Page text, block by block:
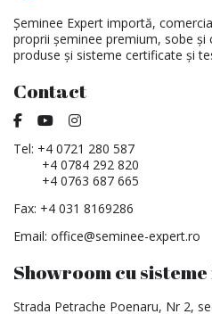
Șeminee Expert importă,
proprii șeminee premium, sobe
produse și sisteme certificate și
Contact
Tel: +4 0721 280 587
+4 0784 292 820
+4 0763 687 665
Fax: +4 031 8169286
Email: office@seminee-expert.ro
Showroom cu
Strada Petrache Poenaru, Nr 2,